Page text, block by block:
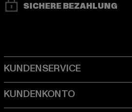
SICHERE BEZAHLUNG